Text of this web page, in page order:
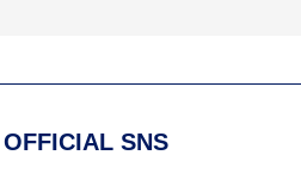
SNS